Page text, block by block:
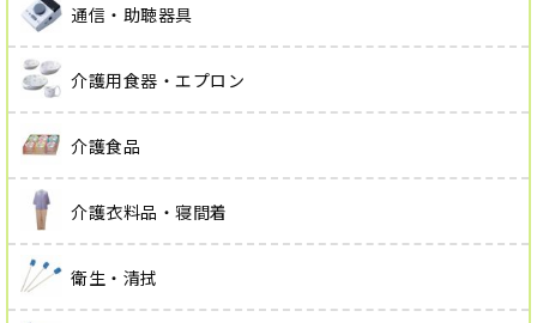
通信・助聴器具
介護用食器・エプロン
介護食品
介護衣料品・寝間着
衛生・清拭